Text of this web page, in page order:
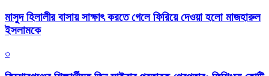
মাসুদ হিলালীর বাসায় সাক্ষাৎ করতে গেলে ফিরিয়ে দেওয়া হলো মাজহারুল
ইসলামকে
৩